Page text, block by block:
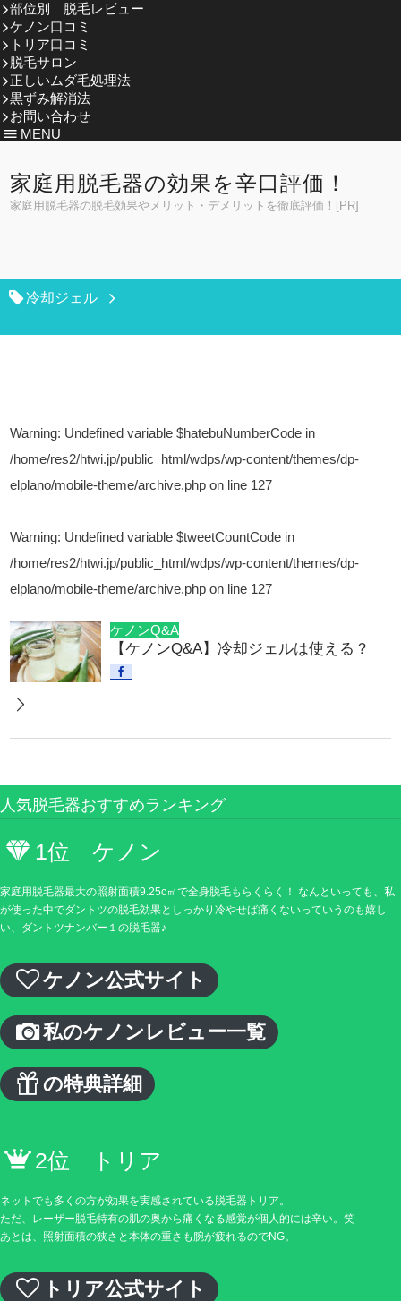
部位別 脱毛レビュー
ケノン口コミ
トリア口コミ
脱毛サロン
正しいムダ毛処理法
黒ずみ解消法
お問い合わせ
MENU
家庭用脱毛器の効果を辛口評価！
家庭用脱毛器の脱毛効果やメリット・デメリットを徹底評価！[PR]
冷却ジェル
Warning: Undefined variable $hatebuNumberCode in
/home/res2/htwi.jp/public_html/wdps/wp-content/themes/dp-
elplano/mobile-theme/archive.php on line 127
Warning: Undefined variable $tweetCountCode in
/home/res2/htwi.jp/public_html/wdps/wp-content/themes/dp-
elplano/mobile-theme/archive.php on line 127
ケノンQ&A
【ケノンQ&A】冷却ジェルは使える？
人気脱毛器おすすめランキング
1位 ケノン
家庭用脱毛器最大の照射面積9.25c㎡で全身脱毛もらくらく！ なんといっても、私
が使った中でダントツの脱毛効果としっかり冷やせば痛くないっていうのも嬉し
い、ダントツナンバー１の脱毛器♪
ケノン公式サイト
私のケノンレビュー一覧
の特典詳細
2位 トリア
ネットでも多くの方が効果を実感されている脱毛器トリア。
ただ、レーザー脱毛特有の肌の奥から痛くなる感覚が個人的には辛い。笑
あとは、照射面積の狭さと本体の重さも腕が疲れるのでNG。
トリア公式サイト